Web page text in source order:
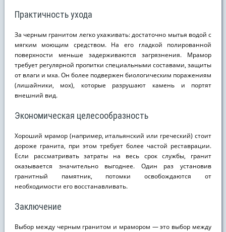
Практичность ухода
За черным гранитом легко ухаживать: достаточно мытья водой с
мягким моющим средством. На его гладкой полированной
поверхности меньше задерживаются загрязнения. Мрамор
требует регулярной пропитки специальными составами, защиты
от влаги и мха. Он более подвержен биологическим поражениям
(лишайники, мох), которые разрушают камень и портят
внешний вид.
Экономическая целесообразность
Хороший мрамор (например, итальянский или греческий) стоит
дороже гранита, при этом требует более частой реставрации.
Если рассматривать затраты на весь срок службы, гранит
оказывается значительно выгоднее. Один раз установив
гранитный памятник, потомки освобождаются от
необходимости его восстанавливать.
Заключение
Выбор между черным гранитом и мрамором — это выбор между